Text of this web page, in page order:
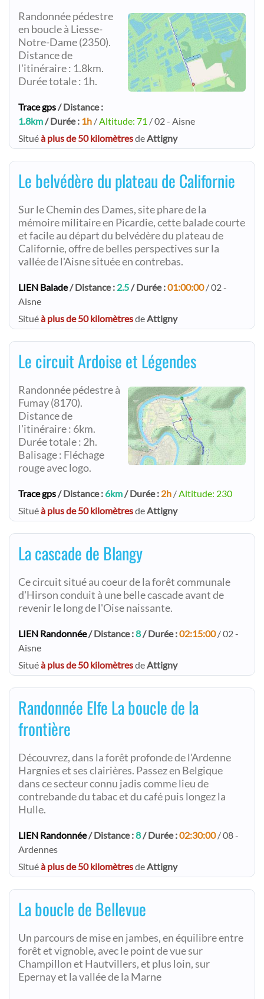
Randonnée pédestre
en boucle à Liesse-
Notre-Dame (2350).
Distance de
l'itinéraire : 1.8km.
Durée totale : 1h.
Trace gps/ Distance :
1.8km/ Durée : 1h /Altitude: 71 / 02 - Aisne
Situéà plus de 50 kilomètresdeAttigny
Le belvédère du plateau de Californie
Sur le Chemin des Dames, site phare de la
mémoire militaire en Picardie, cette balade courte
et facile au départ du belvédère du plateau de
Californie, offre de belles perspectives sur la
vallée de l'Aisne située en contrebas.
LIEN Balade/ Distance : 2.5/ Durée :01:00:00/ 02 -
Aisne
Situéà plus de 50 kilomètresdeAttigny
Le circuit Ardoise et Légendes
Randonnée pédestre à
Fumay (8170).
Distance de
l'itinéraire : 6km.
Durée totale : 2h.
Balisage : Fléchage
rouge avec logo.
Trace gps/ Distance : 6km/ Durée : 2h /Altitude: 230
Situéà plus de 50 kilomètresdeAttigny
La cascade de Blangy
Ce circuit situé au coeur de la forêt communale
d'Hirson conduit à une belle cascade avant de
revenir le long de l'Oise naissante.
LIEN Randonnée/ Distance :8/ Durée :02:15:00/ 02 -
Aisne
Situéà plus de 50 kilomètresdeAttigny
Randonnée Elfe La boucle de la
frontière
Découvrez, dans la forêt profonde de l'Ardenne
Hargnies et ses clairières. Passez en Belgique
dans ce secteur connu jadis comme lieu de
contrebande du tabac et du café puis longez la
Hulle.
LIEN Randonnée/ Distance :8/ Durée :02:30:00/ 08 -
Ardennes
Situéà plus de 50 kilomètresdeAttigny
La boucle de Bellevue
Un parcours de mise en jambes, en équilibre entre
forêt et vignoble, avec le point de vue sur
Champillon et Hautvillers, et plus loin, sur
Epernay et la vallée de la Marne